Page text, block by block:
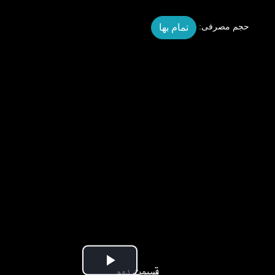
حجم مصرفی: تمام بها